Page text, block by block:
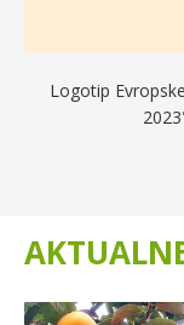
Logotip